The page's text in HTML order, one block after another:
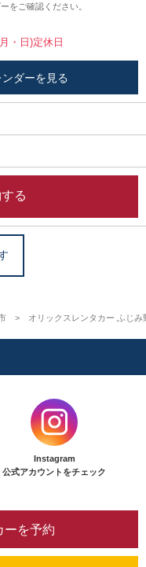
をご確認ください。
・日)定休日
ダーを見る
る
オリックスレンタカー ふじ
Instagram
公式アカウントをチェック
ーを予約